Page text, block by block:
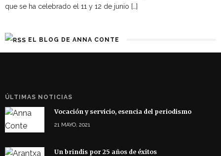
que se ha celebrado el 11 y 12 de junio […]
EL BLOG DE ANNA CONTE
ÚLTIMAS NOTICIAS
Vocación y servicio, esencia del periodismo
21 MAYO, 2021
Un brindis por 25 años de éxitos